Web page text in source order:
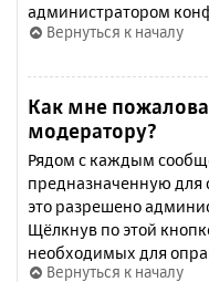
администратором
Вернуться к началу
Как мне
модератору?
Рядом с каждым
предназначенную для
это разрешено
Щёлкнув по этой
необходимых для
Вернуться к началу